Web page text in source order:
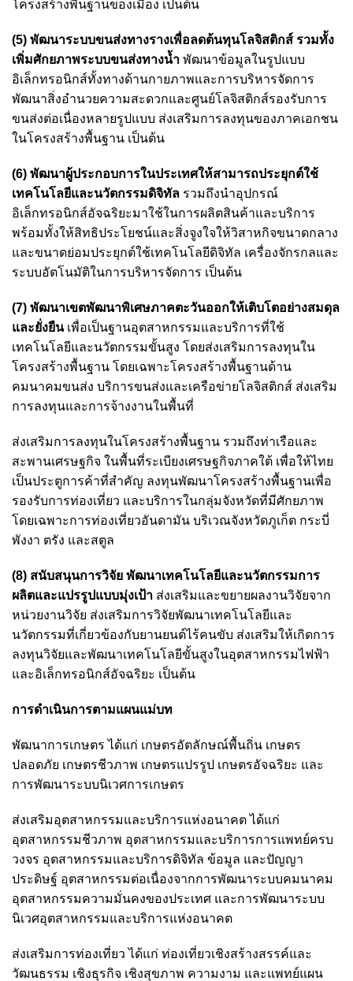
โครงสร้างพื้นฐานของเมือง เป็นต้น
(5) พัฒนาระบบขนส่งทางรางเพื่อลดต้นทุนโลจิสติกส์ รวมทั้ง
เพิ่มศักยภาพระบบขนส่งทางน้ำ พัฒนาข้อมูลในรูปแบบ
อิเล็กทรอนิกส์ทั้งทางด้านกายภาพและการบริหารจัดการ
พัฒนาสิ่งอำนวยความสะดวกและศูนย์โลจิสติกส์รองรับการ
ขนส่งต่อเนื่องหลายรูปแบบ ส่งเสริมการลงทุนของภาคเอกชน
ในโครงสร้างพื้นฐาน เป็นต้น
(6) พัฒนาผู้ประกอบการในประเทศให้สามารถประยุกต์ใช้
เทคโนโลยีและนวัตกรรมดิจิทัล รวมถึงนำอุปกรณ์
อิเล็กทรอนิกส์อัจฉริยะมาใช้ในการผลิตสินค้าและบริการ
พร้อมทั้งให้สิทธิประโยชน์และสิ่งจูงใจให้วิสาหกิจขนาดกลาง
และขนาดย่อมประยุกต์ใช้เทคโนโลยีดิจิทัล เครื่องจักรกลและ
ระบบอัตโนมัติในการบริหารจัดการ เป็นต้น
(7) พัฒนาเขตพัฒนาพิเศษภาคตะวันออกให้เติบโตอย่างสมดุล
และยั่งยืนเพื่อเป็นฐานอุตสาหกรรมและบริการที่ใช้
เทคโนโลยีและนวัตกรรมขั้นสูง โดยส่งเสริมการลงทุนใน
โครงสร้างพื้นฐาน โดยเฉพาะโครงสร้างพื้นฐานด้าน
คมนาคมขนส่ง บริการขนส่งและเครือข่ายโลจิสติกส์ ส่งเสริม
การลงทุนและการจ้างงานในพื้นที่
ส่งเสริมการลงทุนในโครงสร้างพื้นฐาน รวมถึงท่าเรือและ
สะพานเศรษฐกิจ ในพื้นที่ระเบียงเศรษฐกิจภาคใต้ เพื่อให้ไทย
เป็นประตูการค้าที่สำคัญ ลงทุนพัฒนาโครงสร้างพื้นฐานเพื่อ
รองรับการท่องเที่ยว และบริการในกลุ่มจังหวัดที่มีศักยภาพ
โดยเฉพาะการท่องเที่ยวอันดามัน บริเวณจังหวัดภูเก็ต กระบี่
พังงา ตรัง และสตูล
(8) สนับสนุนการวิจัย พัฒนาเทคโนโลยีและนวัตกรรมการ
ผลิตและแปรรูปแบบมุ่งเป้า ส่งเสริมและขยายผลงานวิจัยจาก
หน่วยงานวิจัย ส่งเสริมการวิจัยพัฒนาเทคโนโลยีและ
นวัตกรรมที่เกี่ยวข้องกับยานยนต์ไร้คนขับ ส่งเสริมให้เกิดการ
ลงทุนวิจัยและพัฒนาเทคโนโลยีขั้นสูงในอุตสาหกรรมไฟฟ้า
และอิเล็กทรอนิกส์อัจฉริยะ เป็นต้น
การดำเนินการตามแผนแม่บท
พัฒนาการเกษตร ได้แก่ เกษตรอัตลักษณ์พื้นถิ่น เกษตร
ปลอดภัย เกษตรชีวภาพ เกษตรแปรรูป เกษตรอัจฉริยะ และ
การพัฒนาระบบนิเวศการเกษตร
ส่งเสริมอุตสาหกรรมและบริการแห่งอนาคต ได้แก่
อุตสาหกรรมชีวภาพ อุตสาหกรรมและบริการการแพทย์ครบ
วงจร อุตสาหกรรมและบริการดิจิทัล ข้อมูล และปัญญา
ประดิษฐ์ อุตสาหกรรมต่อเนื่องจากการพัฒนาระบบคมนาคม
อุตสาหกรรมความมั่นคงของประเทศ และการพัฒนาระบบ
นิเวศอุตสาหกรรมและบริการแห่งอนาคต
ส่งเสริมการท่องเที่ยว ได้แก่ ท่องเที่ยวเชิงสร้างสรรค์และ
วัฒนธรรม เชิงธุรกิจ เชิงสุขภาพ ความงาม และแพทย์แผน